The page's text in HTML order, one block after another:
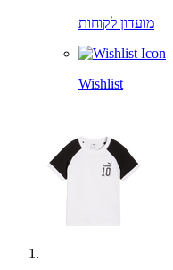
מועדון לקוחות
Wishlist